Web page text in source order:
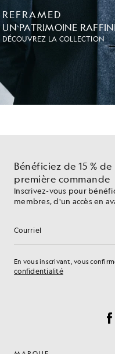
REFRAMED
UN PATRIMOINE
DÉCOUVREZ LA COLLECTION
Bénéficiez de 15 %
première commande
Inscrivez-vous pour
membres, d'un accès en
Adresse e-mail
En vous inscrivant, vous
confidentialité